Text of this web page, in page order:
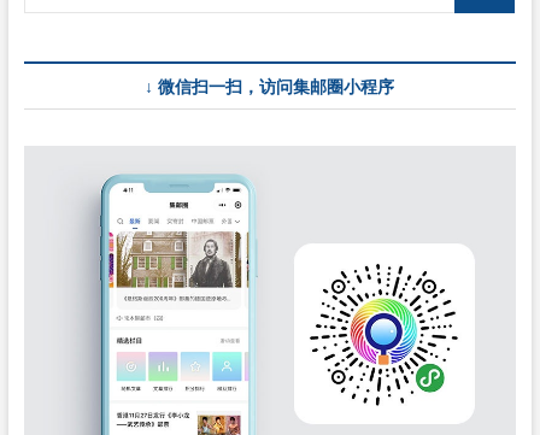
邮
机
↓ 微信扫一扫，访问集邮圈小程序